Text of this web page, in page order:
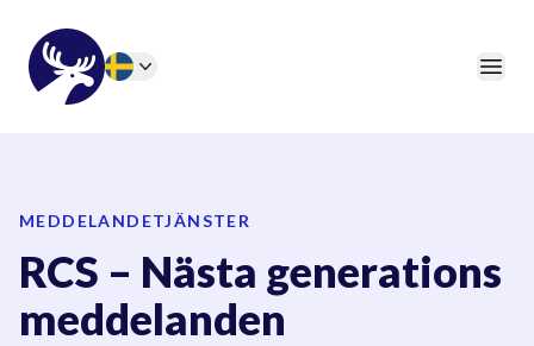
46elks
MEDDELANDETJÄNSTER
RCS – Nästa generations
meddelanden